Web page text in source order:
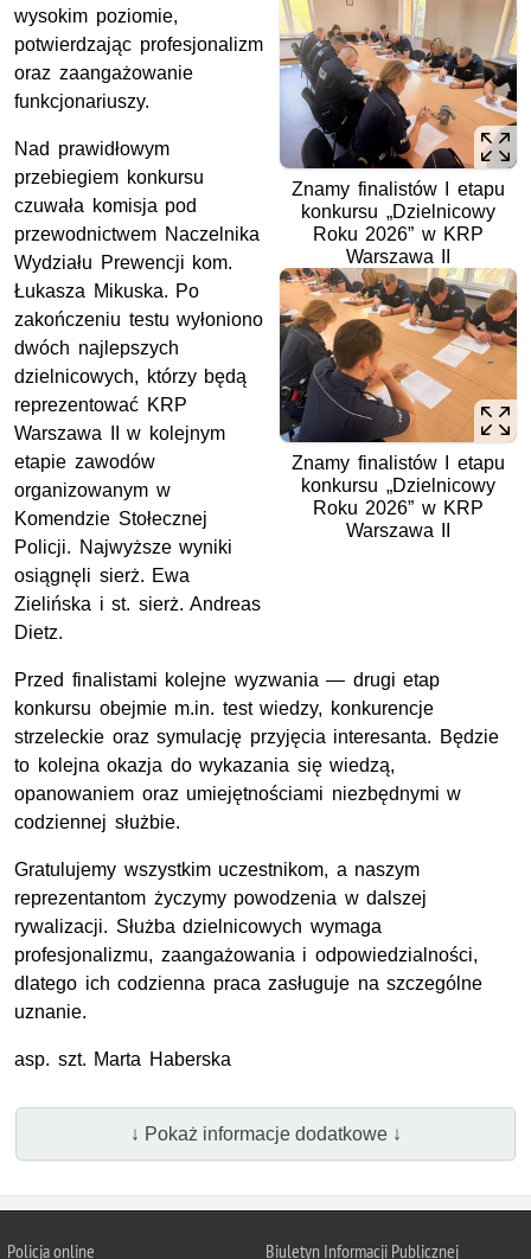
Znamy finalistów I etapu
konkursu „Dzielnicowy
Roku 2026” w KRP
Warszawa II
Znamy finalistów I etapu
konkursu „Dzielnicowy
Roku 2026” w KRP
Warszawa II
wysokim poziomie,
potwierdzając profesjonalizm
oraz zaangażowanie
funkcjonariuszy.
Nad prawidłowym
przebiegiem konkursu
czuwała komisja pod
przewodnictwem Naczelnika
Wydziału Prewencji kom.
Łukasza Mikuska. Po
zakończeniu testu wyłoniono
dwóch najlepszych
dzielnicowych, którzy będą
reprezentować KRP
Warszawa II w kolejnym
etapie zawodów
organizowanym w
Komendzie Stołecznej
Policji. Najwyższe wyniki
osiągnęli sierż. Ewa
Zielińska i st. sierż. Andreas
Dietz.
Przed finalistami kolejne wyzwania — drugi etap
konkursu obejmie m.in. test wiedzy, konkurencje
strzeleckie oraz symulację przyjęcia interesanta. Będzie
to kolejna okazja do wykazania się wiedzą,
opanowaniem oraz umiejętnościami niezbędnymi w
codziennej służbie.
Gratulujemy wszystkim uczestnikom, a naszym
reprezentantom życzymy powodzenia w dalszej
rywalizacji. Służba dzielnicowych wymaga
profesjonalizmu, zaangażowania i odpowiedzialności,
dlatego ich codzienna praca zasługuje na szczególne
uznanie.
asp. szt. Marta Haberska
↓ Pokaż informacje dodatkowe ↓
Policja online Biuletyn Informacji Publicznej